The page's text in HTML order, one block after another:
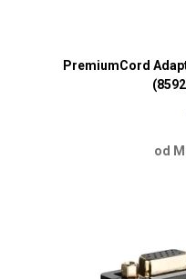
PremiumCord
od